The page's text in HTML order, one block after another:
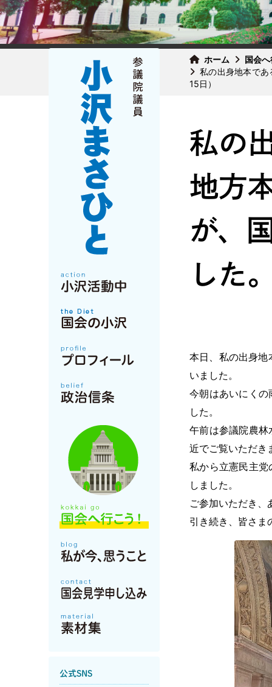
ホーム
国会
私の出身地本で
15日）
公式SNS
私の
地方
が、
した
本日、私の出身地
いました。
今朝はあいにく
した。
午前は参議院農
近でご覧いただき
私から立憲民主
しました。
ご参加いただき、
引き続き、皆さま